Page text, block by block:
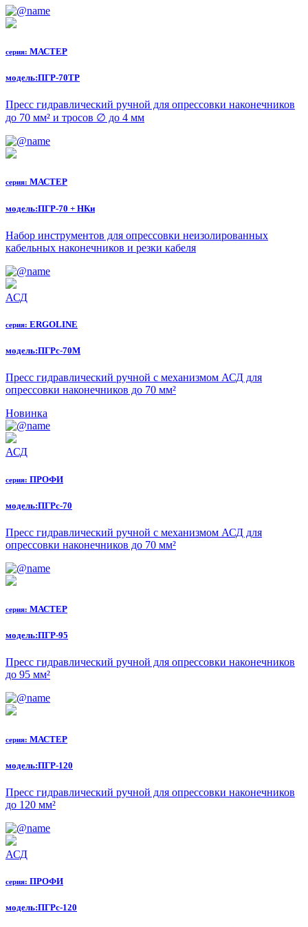
серия: МАСТЕР
модель:ПГР-70ТР
Пресс гидравлический ручной для опрессовки наконечников
до 70 мм² и тросов ∅ до 4 мм
серия: МАСТЕР
модель:ПГР-70 + НКи
Набор инструментов для опрессовки неизолированных
кабельных наконечников и резки кабеля
АСД
серия: ERGOLINE
модель:ПГРс-70М
Пресс гидравлический ручной с механизмом АСД для
опрессовки наконечников до 70 мм²
Новинка
АСД
серия: ПРОФИ
модель:ПГРс-70
Пресс гидравлический ручной с механизмом АСД для
опрессовки наконечников до 70 мм²
серия: МАСТЕР
модель:ПГР-95
Пресс гидравлический ручной для опрессовки наконечников
до 95 мм²
серия: МАСТЕР
модель:ПГР-120
Пресс гидравлический ручной для опрессовки наконечников
до 120 мм²
АСД
серия: ПРОФИ
модель:ПГРс-120